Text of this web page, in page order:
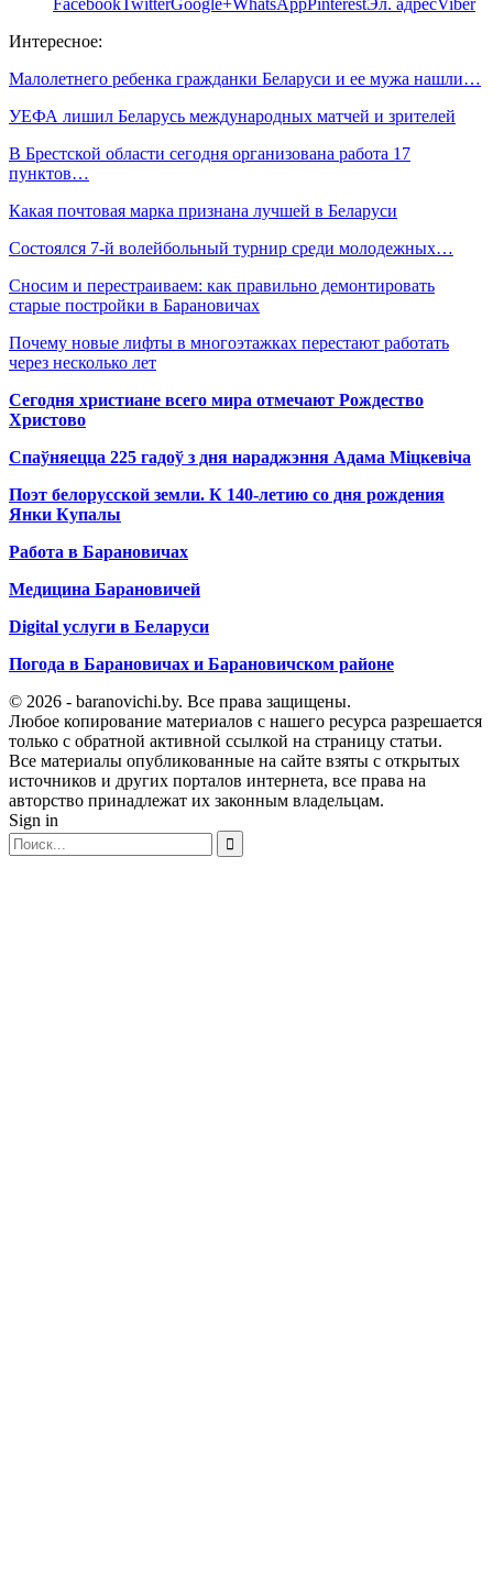
Facebook TwitterGoogle+WhatsAppPinterestЭл. адресViber
Интересное:
Малолетнего ребенка гражданки Беларуси и ее мужа нашли…
УЕФА лишил Беларусь международных матчей и зрителей
В Брестской области сегодня организована работа 17
пунктов…
Какая почтовая марка признана лучшей в Беларуси
Состоялся 7-й волейбольный турнир среди молодежных…
Сносим и перестраиваем: как правильно демонтировать
старые постройки в Барановичах
Почему новые лифты в многоэтажках перестают работать
через несколько лет
Сегодня христиане всего мира отмечают Рождество
Христово
Спаўняецца 225 гадоў з дня нараджэння Адама Міцкевіча
Поэт белорусской земли. К 140-летию со дня рождения
Янки Купалы
Работа в Барановичах
Медицина Барановичей
Digital услуги в Беларуси
Погода в Барановичах и Барановичском районе
© 2026 - baranovichi.by. Все права защищены.
Любое копирование материалов с нашего ресурса разрешается
только с обратной активной ссылкой на страницу статьи.
Все материалы опубликованные на сайте взяты с открытых
источников и других порталов интернета, все права на
авторство принадлежат их законным владельцам.
Sign in